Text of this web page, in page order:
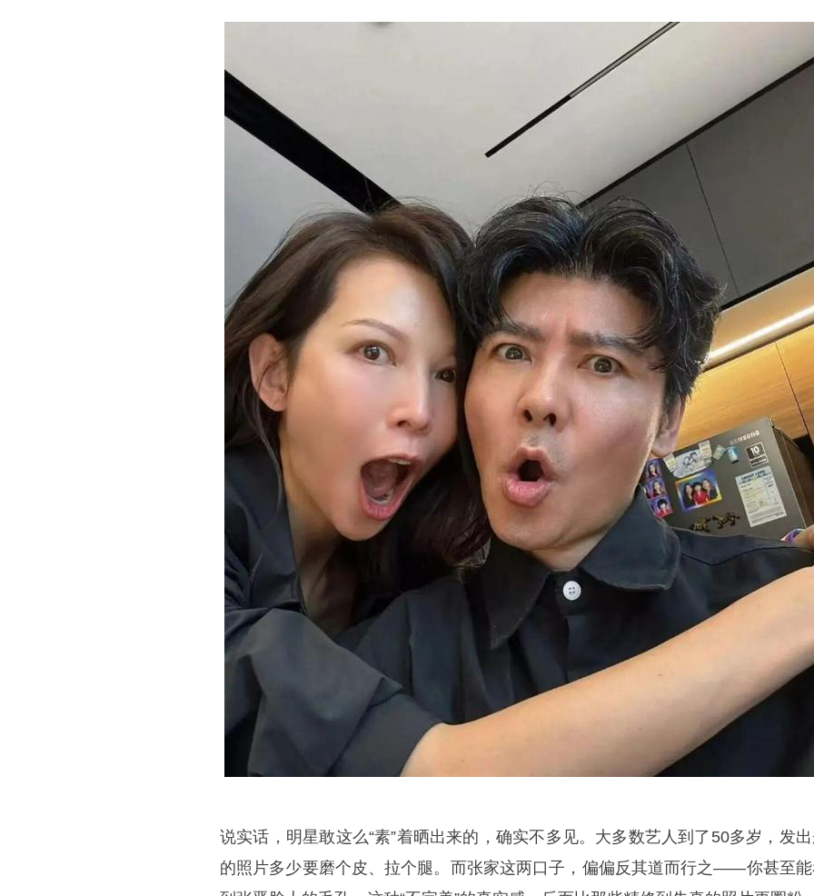
说实话，明星敢这么“素”着晒出来的，确实不多见。大多数艺人到了50多岁，发
的照片多少要磨个皮、拉个腿。而张家这两口子，偏偏反其道而行之——你甚至